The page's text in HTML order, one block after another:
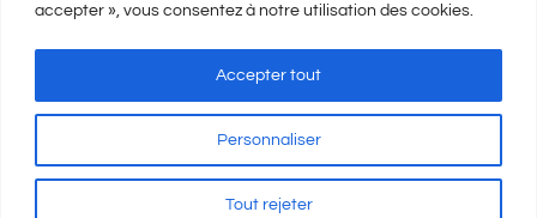
accepter », vous consentez à notre utilisation des cookies.
Personnaliser
Tout rejeter
Accepter tout
Mentions Légales-CGV-A propos© Copyright2026 | Visicod -